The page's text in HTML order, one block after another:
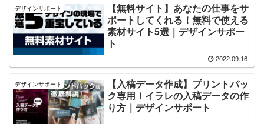
デザインサポート
【無料サイト】あなたの仕事をサ
ポートしてくれる！無料で使える
素材サイト5選｜デザインサポー
ト
2022.09.16
デザインサポート
【入稿データ作成】プリントパッ
ク専用！イラレの入稿データの作
り方｜デザインサポート